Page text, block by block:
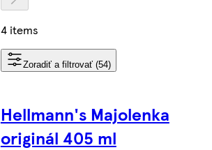
4 items
Zoradiť a filtrovať (54)
Hellmann's Majolenka
originál 405 ml